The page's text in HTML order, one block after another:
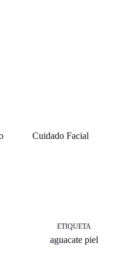
Cuidado Facial
ETIQUETA
aguacate piel